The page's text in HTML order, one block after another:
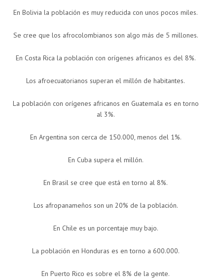
En Bolivia la población es muy reducida con unos pocos miles.
Se cree que los afrocolombianos son algo más de 5 millones.
En Costa Rica la población con orígenes africanos es del 8%.
Los afroecuatorianos superan el millón de habitantes.
La población con orígenes africanos en Guatemala es en torno
al 3%.
En Argentina son cerca de 150.000, menos del 1%.
En Cuba supera el millón.
En Brasil se cree que está en torno al 8%.
Los afropanameños son un 20% de la población.
En Chile es un porcentaje muy bajo.
La población en Honduras es en torno a 600.000.
En Puerto Rico es sobre el 8% de la gente.